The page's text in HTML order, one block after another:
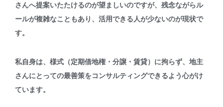
さんへ提案いたたけるのが望ましいのですが、残念ながらル
ールが複雑なこともあり、活用できる人が少ないのが現状で
す。
私自身は、様式（定期借地権・分譲・賃貸）に拘らず、地主
さんにとっての最善策をコンサルティングできるよう心がけ
ています。